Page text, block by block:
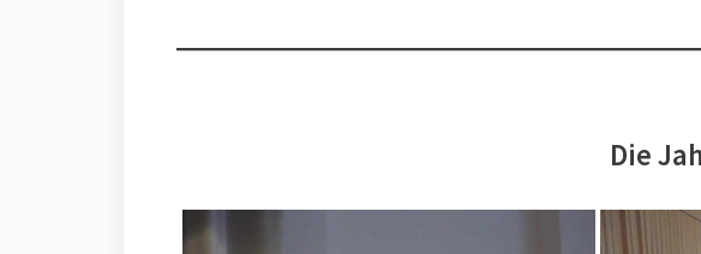
Die